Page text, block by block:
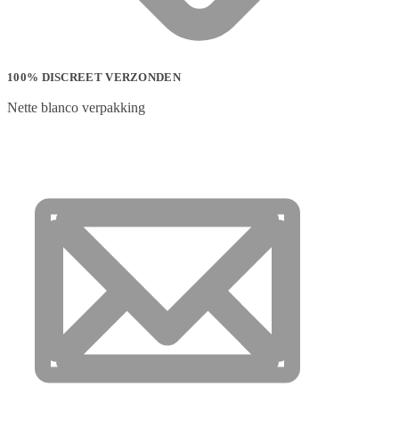
100% DISCREET VERZONDEN
Nette blanco verpakking